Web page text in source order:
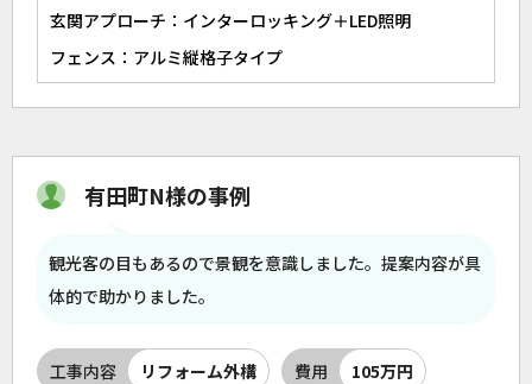
玄関アプローチ：インターロッキング＋LED照明
フェンス：アルミ縦格子タイプ
有田町N様の事例
観光客の目もあるので景観を意識しました。提案内容が具
体的で助かりました。
工事内容 リフォーム外構 費用 105万円